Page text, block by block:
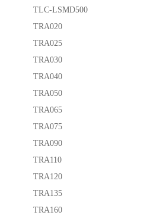
TLC-LSMD500
TRA020
TRA025
TRA030
TRA040
TRA050
TRA065
TRA075
TRA090
TRA110
TRA120
TRA135
TRA160